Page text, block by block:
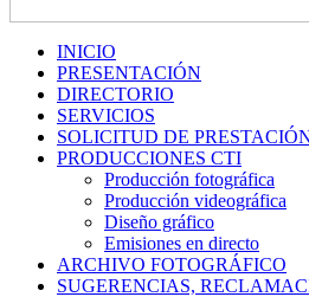
INICIO
PRESENTACIÓN
DIRECTORIO
SERVICIOS
SOLICITUD DE
PRODUCCIONES CTI
Producción fotográfica
Producción videográfica
Diseño gráfico
Emisiones en directo
ARCHIVO FOTOGRÁFICO
SUGERENCIAS,